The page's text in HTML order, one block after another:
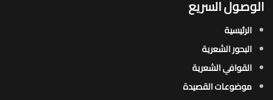
الوصول السريع
الرئيسية
البحور الشعرية​
القوافي الشعرية​
موضوعات القصيدة​